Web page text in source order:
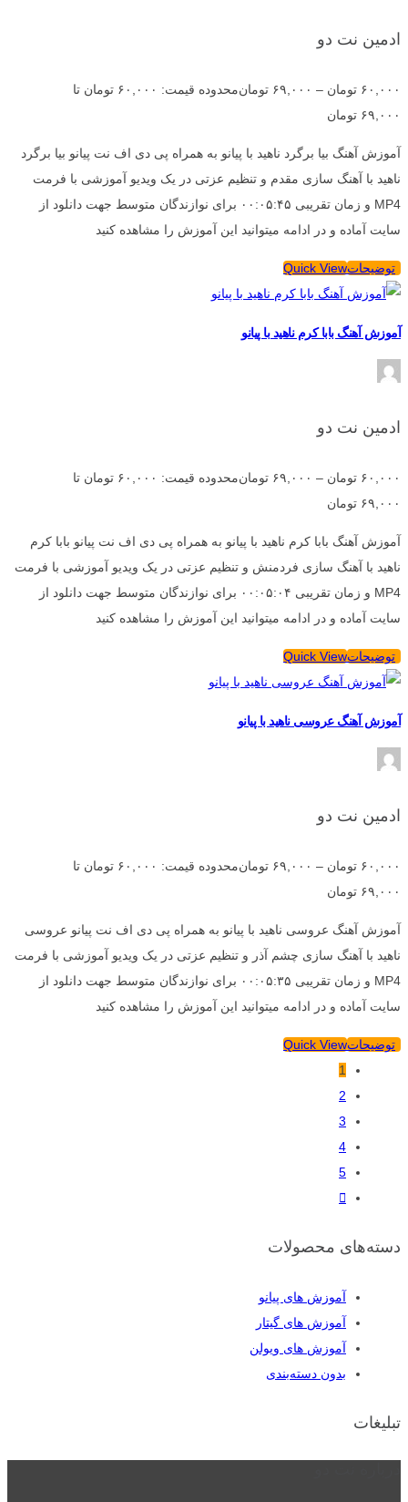
ادمین نت دو
۶۰,۰۰۰ تومان – ۶۹,۰۰۰ تومان
محدوده قیمت: ۶۰,۰۰۰ تومان تا
۶۹,۰۰۰ تومان
آموزش آهنگ بیا برگرد ناهید با پیانو به همراه پی دی اف نت پیانو بیا برگرد
ناهید با آهنگ سازی مقدم و تنظیم عزتی در یک ویدیو آموزشی با فرمت
MP4 و زمان تقریبی ۰۰:۰۵:۴۵ برای نوازندگان متوسط جهت دانلود از
سایت آماده و در ادامه میتوانید این آموزش را مشاهده کنید
توضیحاتQuick View
آموزش آهنگ بابا کرم ناهید با پیانو
ادمین نت دو
۶۰,۰۰۰ تومان – ۶۹,۰۰۰ تومان
محدوده قیمت: ۶۰,۰۰۰ تومان تا
۶۹,۰۰۰ تومان
آموزش آهنگ بابا کرم ناهید با پیانو به همراه پی دی اف نت پیانو بابا کرم
ناهید با آهنگ سازی فردمنش و تنظیم عزتی در یک ویدیو آموزشی با فرمت
MP4 و زمان تقریبی ۰۰:۰۵:۰۴ برای نوازندگان متوسط جهت دانلود از
سایت آماده و در ادامه میتوانید این آموزش را مشاهده کنید
توضیحاتQuick View
آموزش آهنگ عروسی ناهید با پیانو
ادمین نت دو
۶۰,۰۰۰ تومان – ۶۹,۰۰۰ تومان
محدوده قیمت: ۶۰,۰۰۰ تومان تا
۶۹,۰۰۰ تومان
آموزش آهنگ عروسی ناهید با پیانو به همراه پی دی اف نت پیانو عروسی
ناهید با آهنگ سازی چشم آذر و تنظیم عزتی در یک ویدیو آموزشی با فرمت
MP4 و زمان تقریبی ۰۰:۰۵:۳۵ برای نوازندگان متوسط جهت دانلود از
سایت آماده و در ادامه میتوانید این آموزش را مشاهده کنید
توضیحاتQuick View
1
2
3
4
5
دسته‌های محصولات
آموزش های پیانو
آموزش های گیتار
آموزش های ویولن
بدون دسته‌بندی
تبلیغات